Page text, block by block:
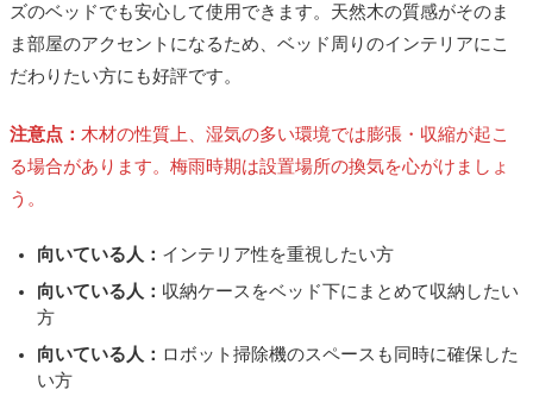
ズのベッドでも安心して使用できます。天然木の質感がそのま
ま部屋のアクセントになるため、ベッド周りのインテリアにこ
だわりたい方にも好評です。
注意点： 木材の性質上、湿気の多い環境では膨張・収縮が起こ
る場合があります。梅雨時期は設置場所の換気を心がけましょ
う。
向いている人： インテリア性を重視したい方
向いている人： 収納ケースをベッド下にまとめて収納したい
方
向いている人： ロボット掃除機のスペースも同時に確保した
い方